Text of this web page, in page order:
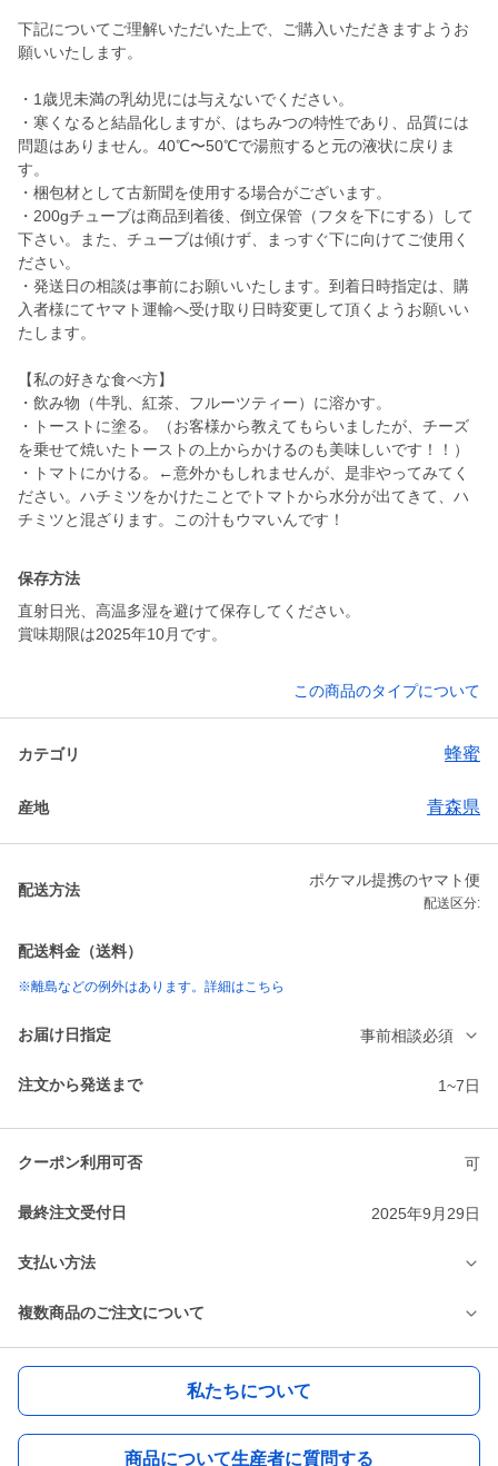
下記についてご理解いただいた上で、ご購入いただきますようお
願いいたします。
・1歳児未満の乳幼児には与えないでください。
・寒くなると結晶化しますが、はちみつの特性であり、品質には
問題はありません。40℃〜50℃で湯煎すると元の液状に戻りま
す。
・梱包材として古新聞を使用する場合がございます。
・200gチューブは商品到着後、倒立保管（フタを下にする）して
下さい。また、チューブは傾けず、まっすぐ下に向けてご使用く
ださい。
・発送日の相談は事前にお願いいたします。到着日時指定は、購
入者様にてヤマト運輸へ受け取り日時変更して頂くようお願いい
たします。
【私の好きな食べ方】
・飲み物（牛乳、紅茶、フルーツティー）に溶かす。
・トーストに塗る。（お客様から教えてもらいましたが、チーズ
を乗せて焼いたトーストの上からかけるのも美味しいです！！）
・トマトにかける。←意外かもしれませんが、是非やってみてく
ださい。ハチミツをかけたことでトマトから水分が出てきて、ハ
保存方法
直射日光、高温多湿を避けて保存してください。
賞味期限は2025年10月です。
この商品のタイプについて
カテゴリ 蜂蜜
産地 青森県
配送方法
ポケマル提携のヤマト便
配送区分:
配送料金（送料）
※離島などの例外はあります。詳細はこちら
お届け日指定 事前相談必須
注文から発送まで 1~7日
クーポン利用可否 可
最終注文受付日 2025年9月29日
支払い方法
複数商品のご注文について
私たちについて
商品について生産者に質問する